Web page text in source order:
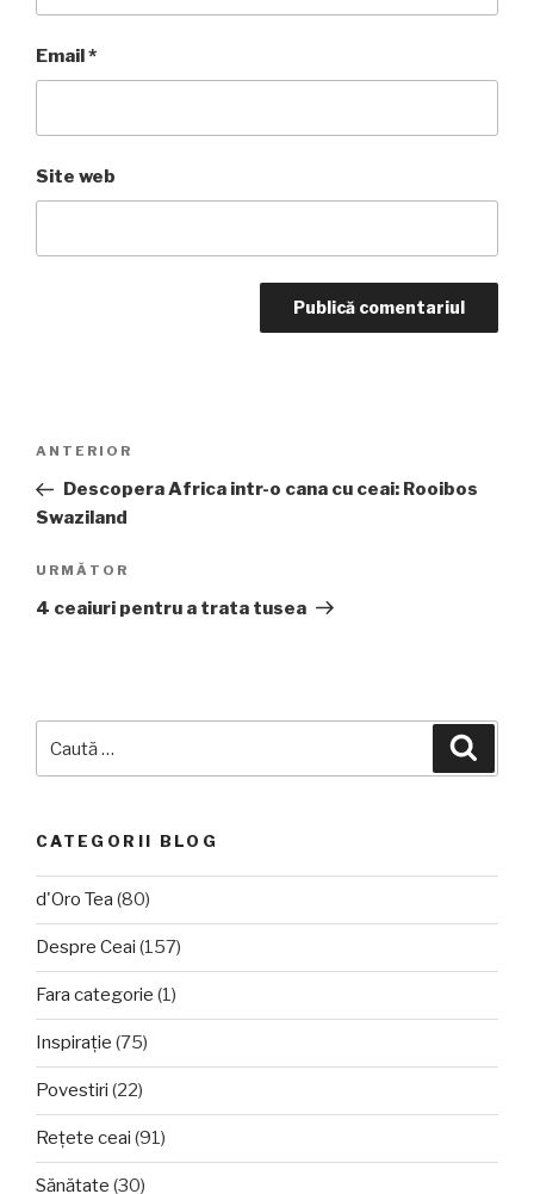
Email*
Site web
articole
Articolul
anterior
ANTERIOR
Descopera Africa intr-o cana cu ceai: Rooibos
Swaziland
Articolul
următor
URMĂTOR
4 ceaiuri pentru a trata tusea
după:
CATEGORII BLOG
d'Oro Tea (80)
Despre Ceai (157)
Fara categorie (1)
Inspirație (75)
Povestiri (22)
Rețete ceai (91)
Sănătate (30)